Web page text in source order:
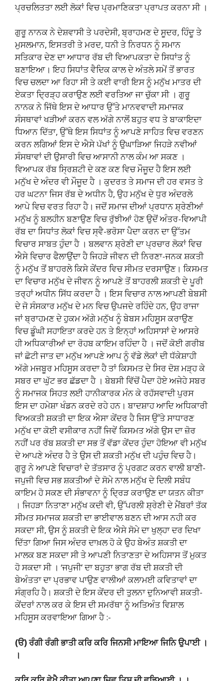
ਪ੍ਰਚਲਿਤਤਾ ਲਈ ਲੋਕਾਂ ਵਿਚ ਪ੍ਰਮਾਣਿਕਤਾ ਪ੍ਰਾਪਤ ਕਰਨਾ ਸੀ ।
ਗੁਰੂ ਨਾਨਕ ਨੇ ਦੇਸ਼ਵਾਸੀ ਤੇ ਪਰਦੇਸੀ, ਬ੍ਰਾਹਮਣ ਦੇ ਸੂਦਰ, ਹਿੰਦੂ ਤੇ
ਮੁਸਲਮਾਨ, ਇਸਤਰੀ ਤੇ ਮਰਦ, ਧਨੀ ਤੇ ਨਿਰਧਨ ਨੂੰ ਸਮਾਨ
ਸਤਿਕਾਰ ਦੇਣ ਦਾ ਆਧਾਰ ਰੱਬ ਦੀ ਵਿਆਪਕਤਾ ਦੇ ਸਿਧਾਂਤ ਨੂੰ
ਬਣਾਇਆ। ਇਹ ਸਿਧਾਂਤ ਵੈਦਿਕ ਕਾਲ ਦੇ ਅੰਤਲੇ ਸਮੇਂ ਤੋਂ ਭਾਰਤ
ਵਿਚ ਚਲਦਾ ਆ ਰਿਹਾ ਸੀ ਤੇ ਕਈ ਵਾਰੀ ਇਸ ਨੂੰ ਮਨੁੱਖ ਮਾਤਰ ਦੀ
ਏਕਤਾ ਦ੍ਰਿੜ੍ਹ ਕਰਾਉਣ ਲਈ ਵਰਤਿਆ ਜਾ ਚੁੱਕਾ ਸੀ । ਗੁਰੂ
ਨਾਨਕ ਨੇ ਜਿੱਥੇ ਇਸ ਦੇ ਆਧਾਰ ਉੱਤੇ ਮਾਨਵਵਾਦੀ ਸਮਾਜਕ
ਸੰਸਥਾਵਾਂ ਖੜੀਆਂ ਕਰਨ ਵਲ ਅੱਗੇ ਨਾਲੋਂ ਬਹੁਤ ਵਧ ਤੇ ਬਾਕਾਇਦਾ
ਧਿਆਨ ਦਿੱਤਾ, ਉੱਥੇ ਇਸ ਸਿਧਾਂਤ ਨੂੰ ਆਪਣੇ ਸਾਹਿਤ ਵਿਚ ਵਰਣਨ
ਕਰਨ ਲਗਿਆਂ ਇਸ ਦੇ ਐਸੇ ਪੱਖਾਂ ਨੂੰ ਉਘਾੜਿਆ ਜਿਹੜੇ ਨਵੀਆਂ
ਸੰਸਥਾਵਾਂ ਦੀ ਉਸਾਰੀ ਵਿਚ ਆਸਾਨੀ ਨਾਲ ਕੰਮ ਆ ਸਕਣ ।
ਵਿਆਪਕ ਰੱਬ ਸ੍ਰਿਸ਼ਟੀ ਦੇ ਕਣ ਕਣ ਵਿਚ ਮੌਜੂਦ ਹੈ ਇਸ ਲਈ
ਮਨੁੱਖ ਦੇ ਅੰਦਰ ਵੀ ਮੌਜੂਦ ਹੈ । ਕੁਦਰਤ ਤੇ ਸਮਾਜ ਦੀ ਹਰ ਵਸਤ ਤੇ
ਹਰ ਘਟਨਾ ਜਿਸ ਰੱਬ ਦੇ ਅਧੀਨ ਹੈ, ਉਹ ਮਨੁੱਖ ਦੇ ਧੁਰ ਅੰਦਰਲੇ
ਆਪੇ ਵਿਚ ਵਰਤ ਰਿਹਾ ਹੈ। ਜਦੋਂ ਸਮਾਜ ਦੀਆਂ ਪ੍ਰਧਾਨ ਸ਼੍ਰੇਣੀਆਂ
ਮਨੁੱਖ ਨੂੰ ਬਲਹੀਨ ਬਣਾਉਣ ਵਿਚ ਰੁੱਝੀਆਂ ਹੋਣ ਉਦੋਂ ਅੰਤਰ-ਵਿਆਪੀ
ਰੱਬ ਦਾ ਸਿਧਾਂਤ ਲੋਕਾਂ ਵਿਚ ਸ੍ਵੈ-ਭਰੋਸਾ ਪੈਦਾ ਕਰਨ ਦਾ ਉੱਤਮ
ਵਿਚਾਰ ਸਾਬਤ ਹੁੰਦਾ ਹੈ । ਬਲਵਾਨ ਸ਼੍ਰੇਣੀ ਦਾ ਪ੍ਰਚਾਰ ਲੋਕਾਂ ਵਿਚ
ਐਸੇ ਵਿਚਾਰ ਫੈਲਾਉਂਦਾ ਹੈ ਜਿਹੜੇ ਜੀਵਨ ਦੀ ਨਿਰਣਾ-ਜਨਕ ਸ਼ਕਤੀ
ਨੂੰ ਮਨੁੱਖ ਤੋਂ ਬਾਹਰਲੇ ਕਿਸੇ ਕੇਂਦਰ ਵਿਚ ਸੀਮਤ ਦਰਸਾਉਣ। ਕਿਸਮਤ
ਦਾ ਵਿਚਾਰ ਮਨੁੱਖ ਦੇ ਜੀਵਨ ਨੂੰ ਆਪਣੇ ਤੋਂ ਬਾਹਰਲੀ ਸ਼ਕਤੀ ਦੇ ਪੂਰੀ
ਤਰ੍ਹਾਂ ਅਧੀਨ ਸਿੱਧ ਕਰਦਾ ਹੈ । ਇਸ ਵਿਚਾਰ ਨਾਲ ਆਪਣੀ ਬੇਬਸੀ
ਦੇ ਜੋ ਸੰਸਕਾਰ ਮਨੁੱਖ ਦੇ ਮਨ ਵਿਚ ਉਪਜਦੇ ਰਹਿੰਦੇ ਹਨ, ਉਹ ਰਾਜਾ
ਜਾਂ ਬ੍ਰਾਹਮਣ ਦੇ ਹੁਕਮ ਅੱਗੇ ਮਨੁੱਖ ਨੂੰ ਬੇਬਸ ਮਹਿਸੂਸ ਕਰਾਉਣ
ਵਿਚ ਡੂੰਘੀ ਸਹਾਇਤਾ ਕਰਦੇ ਹਨ ਤੇ ਇਨ੍ਹਾਂ ਅਹਿਸਾਸਾਂ ਦੇ ਆਸਰੇ
ਹੀ ਅਧਿਕਾਰੀਆਂ ਦਾ ਰੋਹਬ ਕਾਇਮ ਰਹਿੰਦਾ ਹੈ । ਜਦੋਂ ਕੋਈ ਗਰੀਬ
ਜਾਂ ਛੋਟੀ ਜਾਤ ਦਾ ਮਨੁੱਖ ਆਪਣੇ ਆਪ ਨੂੰ ਵੱਡੇ ਲੋਕਾਂ ਦੀ ਧੱਕੇਸ਼ਾਹੀ
ਅੱਗੇ ਮਜਬੂਰ ਮਹਿਸੂਸ ਕਰਦਾ ਹੈ ਤਾਂ ਕਿਸਮਤ ਦੇ ਸਿਰ ਦੋਸ਼ ਮੜ੍ਹ ਕੇ
ਸਬਰ ਦਾ ਘੁੱਟ ਭਰ ਛੱਡਦਾ ਹੈ । ਬੇਬਸੀ ਵਿੱਚੋਂ ਪੈਦਾ ਹੋਏ ਅਜੇਹੇ ਸਬਰ
ਨੂੰ ਸਮਾਜਕ ਸਿਹਤ ਲਈ ਹਾਨੀਕਾਰਕ ਮੰਨ ਕੇ ਰਹੱਸਵਾਦੀ ਪੁਰਸ
ਇਸ ਦਾ ਹਮੇਸ਼ਾ ਖੰਡਨ ਕਰਦੇ ਰਹੇ ਹਨ। ਬਾਦਸ਼ਾਹ ਆਦਿ ਅਧਿਕਾਰੀ
ਵਿਅਕਤੀ ਸ਼ਕਤੀ ਦਾ ਇਕ ਐਸਾ ਕੇਂਦਰ ਹੈ ਜਿਸ ਉੱਤੇ ਸਾਧਾਰਣ
ਮਨੁੱਖ ਦਾ ਕੋਈ ਵਸੀਕਾਰ ਨਹੀਂ ਜਿਵੇਂ ਕਿਸਮਤ ਅੱਗੇ ਉਸ ਦਾ ਜ਼ੋਰ
ਨਹੀਂ ਪਰ ਰੱਬ ਸ਼ਕਤੀ ਦਾ ਸਭ ਤੋਂ ਵੱਡਾ ਕੇਂਦਰ ਹੁੰਦਾ ਹੋਇਆ ਵੀ ਮਨੁੱਖ
ਦੇ ਆਪਣੇ ਅੰਦਰ ਹੈ ਤੇ ਉਸ ਦੀ ਸ਼ਕਤੀ ਮਨੁੱਖ ਦੀ ਪਹੁੰਚ ਵਿਚ ਹੈ।
ਗੁਰੂ ਨੇ ਆਪਣੇ ਵਿਚਾਰਾਂ ਦੇ ਤੱਤਸਾਰ ਨੂੰ ਪ੍ਰਗਟ ਕਰਨ ਵਾਲੀ ਬਾਣੀ-
ਜਪੁਜੀ ਵਿਚ ਸਭ ਸ਼ਕਤੀਆਂ ਦੇ ਸੋਮੇ ਨਾਲ ਮਨੁੱਖ ਦੇ ਦਿਲੀ ਸਬੰਧ
ਕਾਇਮ ਹੋ ਸਕਣ ਦੀ ਸੰਭਾਵਨਾ ਨੂੰ ਦ੍ਰਿੜ ਕਰਾਉਣ ਦਾ ਯਤਨ ਕੀਤਾ
। ਜਿਹੜਾ ਨਿਤਾਣਾ ਮਨੁੱਖ ਕਦੀ ਵੀ, ਉੱਪਰਲੀ ਸ਼੍ਰੇਣੀ ਦੇ ਮੈਂਬਰਾਂ ਤੱਕ
ਸੀਮਤ ਸਮਾਜਕ ਸ਼ਕਤੀ ਦਾ ਭਾਈਵਾਲ ਬਣਨ ਦੀ ਆਸ ਨਹੀ ਕਰ
ਸਕਦਾ ਸੀ, ਉਸ ਨੂੰ ਸ਼ਕਤੀ ਦੇ ਇਕ ਐਸੇ ਸੋਮੇ ਦਾ ਖੁਲ੍ਹਾ ਦਰ ਦਿਖਾ
ਦਿੱਤਾ ਗਿਆ ਜਿਸ ਅੰਦਰ ਦਾਖ਼ਲ ਹੋ ਕੇ ਉਹ ਬੇਅੰਤ ਸ਼ਕਤੀ ਦਾ
ਮਾਲਕ ਬਣ ਸਕਦਾ ਸੀ ਤੇ ਆਪਣੀ ਨਿਤਾਣਤਾ ਦੇ ਅਹਿਸਾਸ ਤੋਂ ਮੁਕਤ
ਹੋ ਸਕਦਾ ਸੀ । ‘ਜਪੁਜੀ’ ਦਾ ਬਹੁਤਾ ਭਾਗ ਰੱਬ ਦੀ ਸ਼ਕਤੀ ਦੀ
ਬੇਅੰਤਤਾ ਦਾ ਪ੍ਰਭਾਵ ਪਾਉਣ ਵਾਲੀਆਂ ਕਲਾਮਈ ਕਵਿਤਾਵਾਂ ਦਾ
ਸੰਗ੍ਰਹਿ ਹੈ। ਸ਼ਕਤੀ ਦੇ ਇਸ ਕੇਂਦਰ ਦੀ ਤੁਲਨਾ ਦੁਨਿਆਵੀ ਸ਼ਕਤੀ-
ਕੇਂਦਰਾਂ ਨਾਲ ਕਰ ਕੇ ਇਸ ਦੀ ਸਮਰੱਥਾ ਨੂੰ ਅਤਿਅੰਤ ਵਿਸ਼ਾਲ
ਮਹਿਸੂਸ ਕਰਵਾਇਆ ਗਿਆ ਹੈ :-
(ੳ) ਰੰਗੀ ਰੰਗੀ ਭਾਤੀ ਕਰਿ ਕਰਿ ਜਿਨਸੀ ਮਾਇਆ ਜਿਨਿ ਉਪਾਈ ।
।